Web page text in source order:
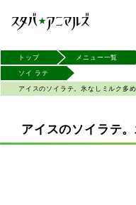
トップ メニュー一覧
ソイ ラテ
アイスのソイラテ。氷なしミルク多
アイスのソイラテ